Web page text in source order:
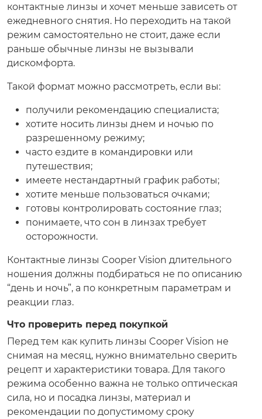
контактные линзы и хочет меньше зависеть от
ежедневного снятия. Но переходить на такой
режим самостоятельно не стоит, даже если
раньше обычные линзы не вызывали
дискомфорта.
Такой формат можно рассмотреть, если вы:
получили рекомендацию специалиста;
хотите носить линзы днем и ночью по
разрешенному режиму;
часто ездите в командировки или
путешествия;
имеете нестандартный график работы;
хотите меньше пользоваться очками;
готовы контролировать состояние глаз;
понимаете, что сон в линзах требует
осторожности.
Контактные линзы Cooper Vision длительного
ношения должны подбираться не по описанию
“день и ночь”, а по конкретным параметрам и
реакции глаз.
Что проверить перед покупкой
Перед тем как купить линзы Cooper Vision не
снимая на месяц, нужно внимательно сверить
рецепт и характеристики товара. Для такого
режима особенно важна не только оптическая
сила, но и посадка линзы, материал и
рекомендации по допустимому сроку